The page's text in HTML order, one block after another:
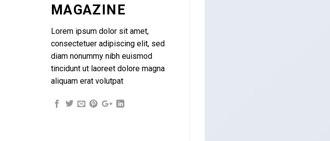
MAGAZINE
Lorem ipsum dolor sit amet,
consectetuer adipiscing elit, sed
diam nonummy nibh euismod
tincidunt ut laoreet dolore magna
aliquam erat volutpat